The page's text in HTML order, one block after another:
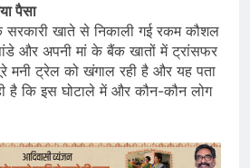
पैसा
सरकारी खाते से निकाली गई रकम कौशल
और अपनी मां के बैंक खातों में ट्रांसफर
मनी ट्रेल को खंगाल रही है और यह पता
है कि इस घोटाले में और कौन-कौन लोग